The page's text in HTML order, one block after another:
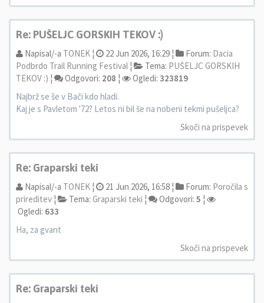
Re: PUŠELJC GORSKIH TEKOV :)
Napisal/-a TONEK ¦ 22 Jun 2026, 16:29 ¦ Forum: Dacia
Podbrdo Trail Running Festival ¦ Tema: PUŠELJC GORSKIH
TEKOV :) ¦ Odgovori: 208 ¦ Ogledi: 323819
Najbrž se še v Bači kdo hladi.
Kaj je s Pavletom '72? Letos ni bil še na nobeni tekmi pušeljca?
Skoči na prispevek
Re: Graparski teki
Napisal/-a TONEK ¦ 21 Jun 2026, 16:58 ¦ Forum: Poročila s
prireditev ¦ Tema: Graparski teki ¦ Odgovori: 5 ¦
Ogledi: 633
Ha, za gvant
Skoči na prispevek
Re: Graparski teki